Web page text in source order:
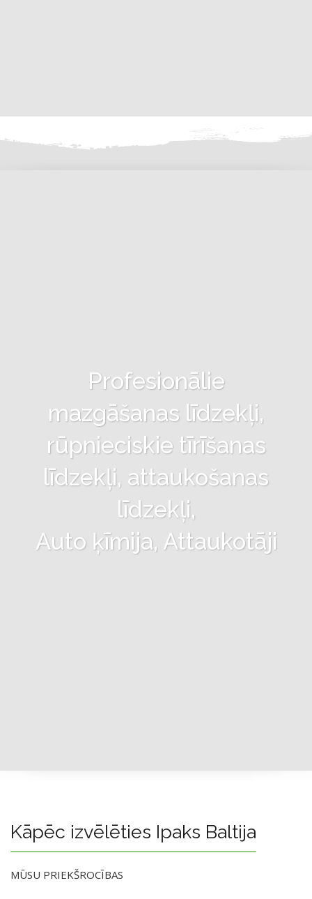
Profesionālie
mazgāšanas līdzekļi,
rūpnieciskie tīrīšanas
līdzekļi, attaukošanas
līdzekļi,
Auto ķīmija, Attaukotāji
Kāpēc izvēlēties Ipaks Baltija
MŪSU PRIEKŠROCĪBAS